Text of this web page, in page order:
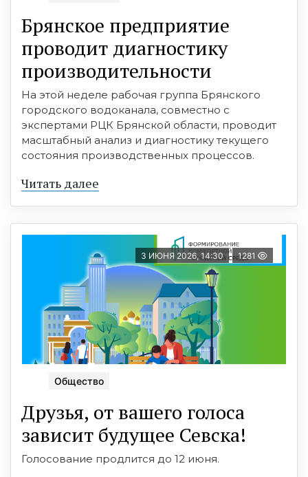
Брянское предприятие
проводит диагностику
производительности
На этой неделе рабочая группа Брянского
городского водоканала, совместно с
экспертами РЦК Брянской области, проводит
масштабный анализ и диагностику текущего
состояния производственных процессов.
Читать далее
3 ИЮНЯ 2026, 14:30 1281
Общество
Друзья, от вашего голоса
зависит будущее Севска!
Голосование продлится до 12 июня.